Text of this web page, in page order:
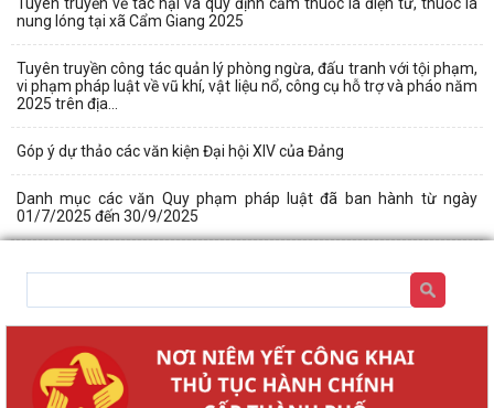
nung lóng tại xã Cẩm Giang 2025
Tuyên truyền công tác quản lý phòng ngừa, đấu tranh với tội phạm,
vi phạm pháp luật về vũ khí, vật liệu nổ, công cụ hỗ trợ và pháo năm
2025 trên địa...
Góp ý dự thảo các văn kiện Đại hội XIV của Đảng
Danh mục các văn Quy phạm pháp luật đã ban hành từ ngày
01/7/2025 đến 30/9/2025